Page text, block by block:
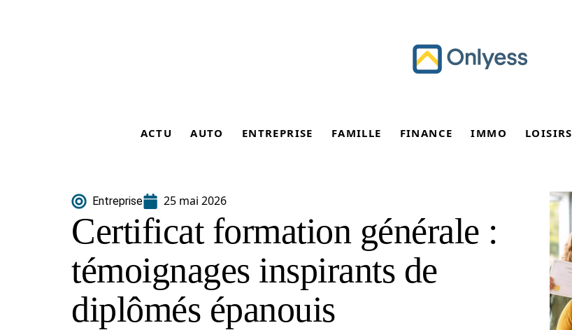
ACTU AUTO ENTREPRISE FAMILLE FINANCE IMMO LOISIRS
Entreprise 25 mai 2026
Certificat formation générale :
témoignages inspirants de
diplômés épanouis